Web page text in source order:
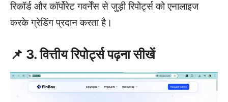
रिकॉर्ड और कॉर्पोरेट गवर्नेंस से जुड़ी रिपोर्ट्स को एनालाइज
करके ग्रेडिंग प्रदान करता है।
📌 3. वित्तीय रिपोर्ट्स पढ़ना सीखें